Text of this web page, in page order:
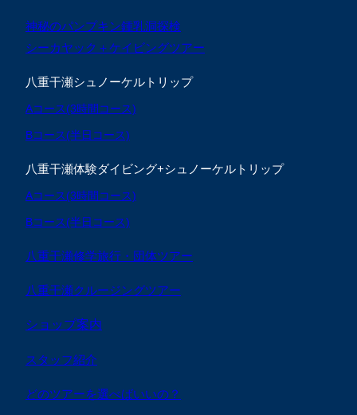
神秘のパンプキン鍾乳洞探検
シーカヤック＋ケイビングツアー
八重干瀬シュノーケルトリップ
Aコース(3時間コース)
Bコース(半日コース)
八重干瀬体験ダイビング+シュノーケルトリップ
Aコース(3時間コース)
Bコース(半日コース)
八重干瀬修学旅行・団体ツアー
八重干瀬クルージングツアー
ショップ案内
スタッフ紹介
どのツアーを選べばいいの？